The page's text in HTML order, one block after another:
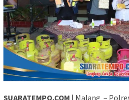
SUARATEMPO.COM | Malang –